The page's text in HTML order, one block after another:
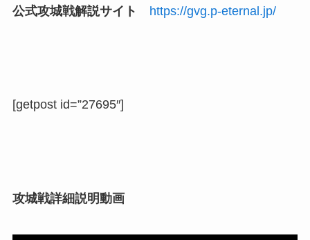
公式攻城戦解説サイト https://gvg.p-eternal.jp/
[getpost id=”27695″]
攻城戦詳細説明動画